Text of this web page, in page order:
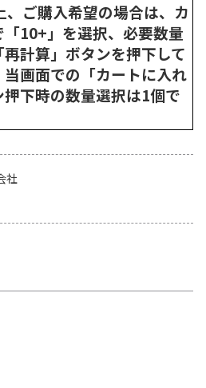
ご購入希望の場合は、カ
「10+」を選択、必要数量
計算」ボタンを押下して
当画面での「カートに入れ
下時の数量選択は1個で
社